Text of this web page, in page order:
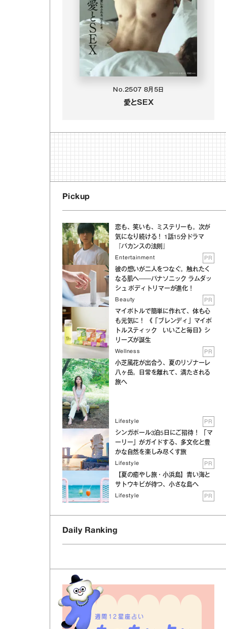
No.2507 8月5日
愛とSEX
Pickup
恋も、笑いも、ミステリーも。次が
気になり続ける！ 1話15分ドラマ
『バカンスの法則』
Entertainment PR
彼の想いが二人をつなぐ。触れたく
なる肌へ──パナソニック ラムダッ
シュ ボディトリマーが進化！
Beauty PR
マイボトルで簡単に作れて、体も心
も元気に！ 《「ブレンディ」マイボ
トルスティック いいこと毎日》シ
リーズが誕生
Wellness PR
小芝風花が出合う、夏のリゾナーレ
八ヶ岳。日常を離れて、満たされる
旅へ
Lifestyle PR
シンガポール3泊5日にご招待！ 「マ
ーリー」がガイドする、多文化と豊
かな自然を楽しみ尽くす旅
Lifestyle PR
【夏の癒やし旅・小浜島】青い海と
サトウキビが待つ、小さな島へ
Lifestyle PR
Daily Ranking
週間12星座占い